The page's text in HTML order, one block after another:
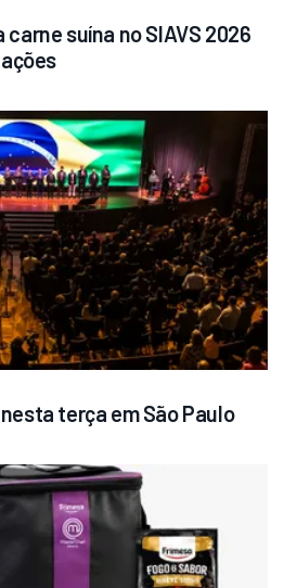
suína no SIAVS 2026
terça em São Paulo